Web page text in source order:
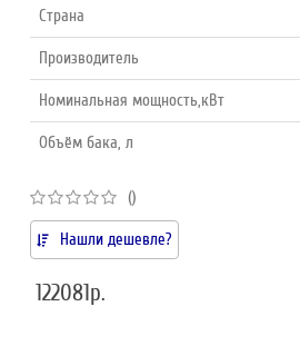
Страна
Производитель
Номинальная мощность,кВт
Объём бака, л
()
Нашли дешевле?
122081р.